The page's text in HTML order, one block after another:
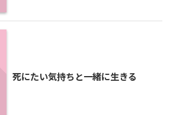
死にたい気持ちと一緒に生きる